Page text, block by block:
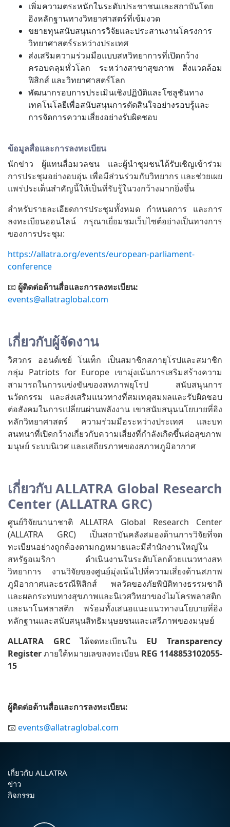
เพิ่มความตระหนักในระดับประชาชนและสถาบันโดย
อิงหลักฐานทางวิทยาศาสตร์ที่เข้มงวด
ขยายทุนสนับสนุนการวิจัยและประสานงานโครงการ
วิทยาศาสตร์ระหว่างประเทศ
ส่งเสริมความร่วมมือแบบสหวิทยาการที่เปิดกว้าง
ครอบคลุมทั่วโลก ระหว่างสาขาสุขภาพ สิ่งแวดล้อม
ฟิสิกส์ และวิทยาศาสตร์โลก
พัฒนากรอบการประเมินเชิงปฏิบัติและโซลูชันทาง
เทคโนโลยีเพื่อสนับสนุนการตัดสินใจอย่างรอบรู้และ
การจัดการความเสี่ยงอย่างรับผิดชอบ
ข้อมูลสื่อและการลงทะเบียน
นักข่าว ผู้แทนสื่อมวลชน และผู้นำชุมชนได้รับเชิญเข้าร่วม
การประชุมอย่างอบอุ่น เพื่อมีส่วนร่วมกับวิทยากร และช่วยเผย
แพร่ประเด็นสำคัญนี้ให้เป็นที่รับรู้ในวงกว้างมากยิ่งขึ้น
สำหรับรายละเอียดการประชุมทั้งหมด กำหนดการ และการ
ลงทะเบียนออนไลน์ กรุณาเยี่ยมชมเว็บไซต์อย่างเป็นทางการ
ของการประชุม:
https://allatra.org/events/european-parliament-
conference
📧 ผู้ติดต่อด้านสื่อและการลงทะเบียน:
events@allatraglobal.com
เกี่ยวกับผู้จัดงาน
วิศวกร ออนด์เชย์ โนเท็ก เป็นสมาชิกสภายุโรปและสมาชิก
กลุ่ม Patriots for Europe เขามุ่งเน้นการเสริมสร้างความ
สามารถในการแข่งขันของสหภาพยุโรป สนับสนุนการ
นวัตกรรม และส่งเสริมแนวทางที่สมเหตุสมผลและรับผิดชอบ
ต่อสังคมในการเปลี่ยนผ่านพลังงาน เขาสนับสนุนนโยบายที่อิง
หลักวิทยาศาสตร์ ความร่วมมือระหว่างประเทศ และบท
สนทนาที่เปิดกว้างเกี่ยวกับความเสี่ยงที่กำลังเกิดขึ้นต่อสุขภาพ
มนุษย์ ระบบนิเวศ และเสถียรภาพของสภาพภูมิอากาศ
เกี่ยวกับ ALLATRA Global Research
Center (ALLATRA GRC)
ศูนย์วิจัยนานาชาติ ALLATRA Global Research Center
(ALLATRA GRC) เป็นสถาบันคลังสมองด้านการวิจัยที่จด
ทะเบียนอย่างถูกต้องตามกฎหมายและมีสำนักงานใหญ่ใน
สหรัฐอเมริกา ดำเนินงานในระดับโลกด้วยแนวทางสห
วิทยาการ งานวิจัยของศูนย์มุ่งเน้นไปที่ความเสี่ยงด้านสภาพ
ภูมิอากาศและธรณีฟิสิกส์ พลวัตของภัยพิบัติทางธรรมชาติ
และผลกระทบทางสุขภาพและนิเวศวิทยาของไมโครพลาสติก
และนาโนพลาสติก พร้อมทั้งเสนอแนะแนวทางนโยบายที่อิง
หลักฐานและสนับสนุนสิทธิมนุษยชนและเสรีภาพของมนุษย์
ALLATRA GRCได้จดทะเบียนใน EU Transparency
Registerภายใต้หมายเลขลงทะเบียน REG 1148853102055-
15
ผู้ติดต่อด้านสื่อและการลงทะเบียน:
📧 events@allatraglobal.com
เกี่ยวกับ ALLATRA
ข่าว
กิจกรรม